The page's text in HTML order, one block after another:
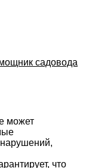
садовода
может
что